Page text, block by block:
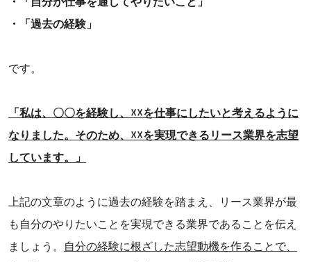
・「過去の経験」
です。
「私は、〇〇を経験し、☓☓を仕事にしたいと考えるように
なりました。そのため、☓☓を実現できるリース業界を志望
しています。」
‌上記の文章のように過去の経験を踏まえ、リース業界が最
も自分のやりたいことを実現できる業界であることを伝え
ましょう。
自分の経験に根ざした志望動機を作ることで、